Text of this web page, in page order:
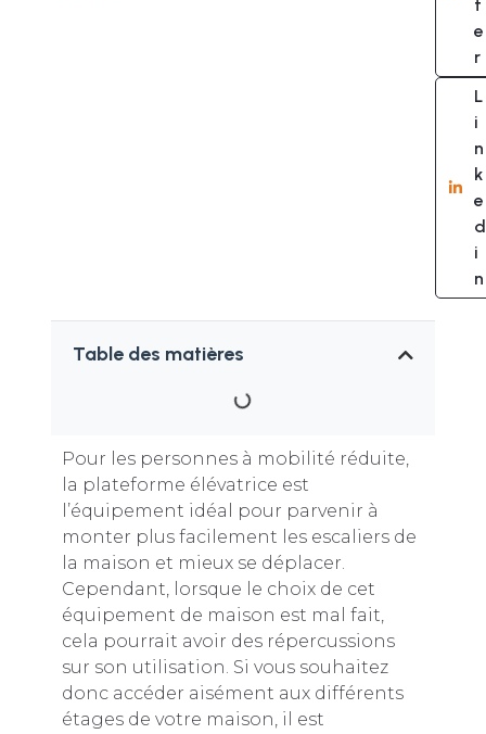
t
e
r
L
i
n
k
e
d
i
n
Table des matières
Pour les personnes à mobilité réduite,
la plateforme élévatrice est
l’équipement idéal pour parvenir à
monter plus facilement les escaliers de
la maison et mieux se déplacer.
Cependant, lorsque le choix de cet
équipement de maison est mal fait,
cela pourrait avoir des répercussions
sur son utilisation. Si vous souhaitez
donc accéder aisément aux différents
étages de votre maison, il est